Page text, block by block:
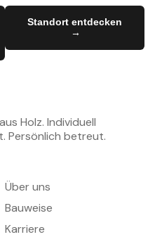
Standort entdecken
→
Holz. Individuell
Persönlich betreut.
Über uns
Bauweise
Karriere